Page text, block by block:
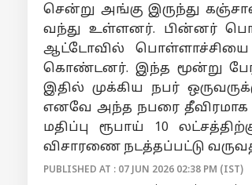
சென்று அங்கு இருந்து
வந்து உள்ளனர். பின்னர்
ஆட்டோவில் பொள்ளாச்சியை
கொண்டனர். இந்த மூன்று
இதில் முக்கிய நபர்
எனவே அந்த நபரை தீவிரமாக
மதிப்பு ரூபாய் 10
விசாரணை நடத்தப்பட்டு
PUBLISHED AT : 07 JUN 2026 02:38 PM (IST)